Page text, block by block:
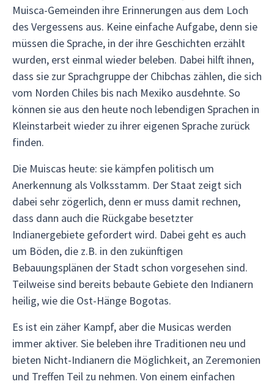
Muisca-Gemeinden ihre Erinnerungen aus dem Loch
des Vergessens aus. Keine einfache Aufgabe, denn sie
müssen die Sprache, in der ihre Geschichten erzählt
wurden, erst einmal wieder beleben. Dabei hilft ihnen,
dass sie zur Sprachgruppe der Chibchas zählen, die sich
vom Norden Chiles bis nach Mexiko ausdehnte. So
können sie aus den heute noch lebendigen Sprachen in
Kleinstarbeit wieder zu ihrer eigenen Sprache zurück
finden.
Die Muiscas heute: sie kämpfen politisch um
Anerkennung als Volksstamm. Der Staat zeigt sich
dabei sehr zögerlich, denn er muss damit rechnen,
dass dann auch die Rückgabe besetzter
Indianergebiete gefordert wird. Dabei geht es auch
um Böden, die z.B. in den zukünftigen
Bebauungsplänen der Stadt schon vorgesehen sind.
Teilweise sind bereits bebaute Gebiete den Indianern
heilig, wie die Ost-Hänge Bogotas.
Es ist ein zäher Kampf, aber die Musicas werden
immer aktiver. Sie beleben ihre Traditionen neu und
bieten Nicht-Indianern die Möglichkeit, an Zeremonien
und Treffen Teil zu nehmen. Von einem einfachen